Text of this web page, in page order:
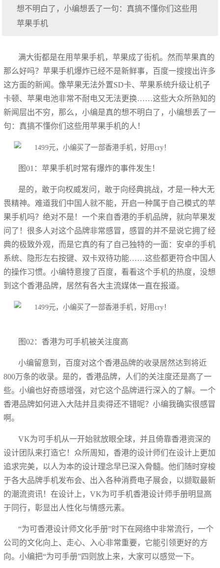
想不明白了，小编想丢了一句：真搞不懂你们这些用
苹果手机
满大街都是在用苹果手机，苹果成了街机。然而苹果真的
那么好吗？苹果手机爆炸已经不是新鲜事，百度一搜搜出许多
这方面的新闻。像苹果无法外置SD卡、苹果系统升级让机子
卡顿、苹果电池非常不耐电又无法更换……这些大众所熟知的
新闻层出不穷，那么，小编是真的想不明白了，小编想丢了一
句：真搞不懂你们这些用苹果手机的人！
图01：苹果手机时常有爆炸的事件发生！
是的，敢于向权威发问，敢于向经典挑战，才是一种大无
畏精神。难道我们中国人就不能，开启一种属于自己模式的苹
果手机吗？绝对不是！一个来自香港的手机品牌，就向苹果发
问了！很多人对这个品牌非常感冒，感冒的并不是说它拥了经
典的极致外观，而是它真的有了自己独特的一面：安卓的手机
系统、隐形左右按键、双卡双待功能……这些都更符合中国人
的操作习惯。小编特意搜了百度，看看这个手机的热度，没想
到这个香港品牌，居然有各大主流媒体一直在报道。
图02：香港为可手机被关注度高
小编留意到，百度对这个香港品牌的收录居然达到将近
800万条的收录。是的，香港品牌，人们的关注度还是高了一
些。小编也好奇感增强，对它这个品牌进行深入的了解。一个
香港品牌如何进入大陆并且卖得还不错呢？小编我确实很感冒
啊。
VK为可手机从一开始就放眼全球，并且倚靠香港资深的
设计团队来打造它！众所周知，香港的设计师们在设计上更加
追求完美，以人为本的设计理念早已深入骨髓。他们随时穿梭
于各大品牌手机发布会、出入各种消费电子展会，以撷取最新
的潮流资讯！在设计上，VK为可手机香港设计师手册明显高
于同行，彰显出人性化与情感元素。
“为可香港设计师文化手册”时下在网络中非常流行，一个
公司的文化向上、走心、入心非常重要，它能引领更好的方
向。小编把“为可手册”四则放上来，大家可以感觉一下。